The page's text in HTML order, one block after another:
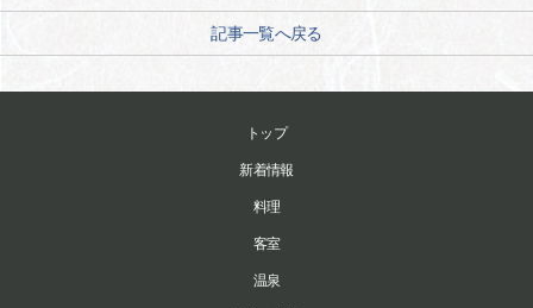
記事一覧へ戻る
トップ
新着情報
料理
客室
温泉